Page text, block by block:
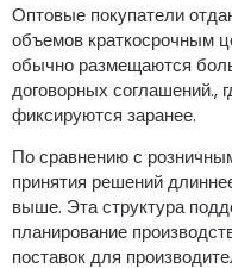
Оптовые покупатели
объемов краткосрочным
обычно размещаются
договорных соглашений.,
фиксируются заранее.
По сравнению с
принятия решений
выше. Эта структура
планирование
поставок для